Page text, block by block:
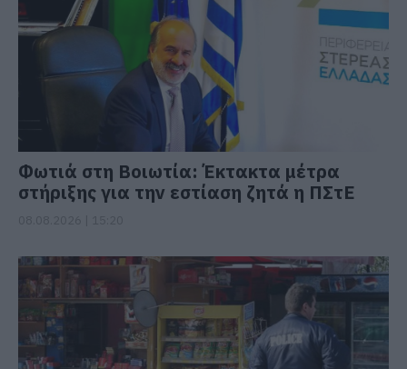
Φωτιά στη Βοιωτία: Έκτακτα μέτρα
στήριξης για την εστίαση ζητά η ΠΣτΕ